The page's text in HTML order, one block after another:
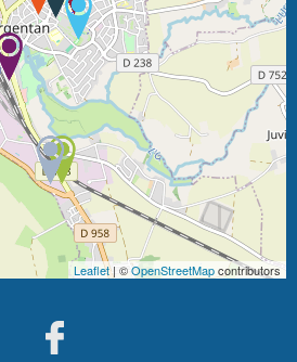
Leaflet| ©OpenStreetMapcontributors